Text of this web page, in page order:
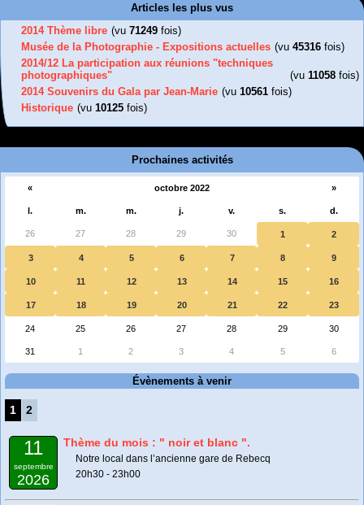
Articles les plus vus
2014 Thème libre (vu 71249 fois)
Musée de la Photographie - Expositions actuelles (vu 45316 fois)
2014/12 La participation aux réunions "techniques
photographiques"
(vu 11058 fois)
2014 Souvenirs du Gala par Jean-Marie (vu 10561 fois)
Historique (vu 10125 fois)
Prochaines activités
« octobre 2022 »
l. m. m. j. v. s. d.
26 27 28 29 30 1 2
3 4 5 6 7 8 9
10 11 12 13 14 15 16
17 18 19 20 21 22 23
24 25 26 27 28 29 30
31 1 2 3 4 5 6
Évènements à venir
1 2
11
septembre
2026
Thème du mois : " noir et blanc ".
Notre local dans l’ancienne gare de Rebecq
20h30 - 23h00